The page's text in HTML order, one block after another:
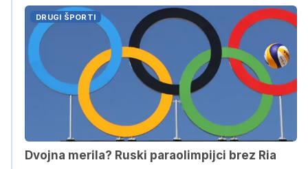
tretje mesto priznati premoč Uzbekistancu Rišodu
Sobirovu in tekmovanje zaključil na petem mestu.
DRUGI ŠPORTI
Dvojna merila? Ruski paraolimpijci brez Ria